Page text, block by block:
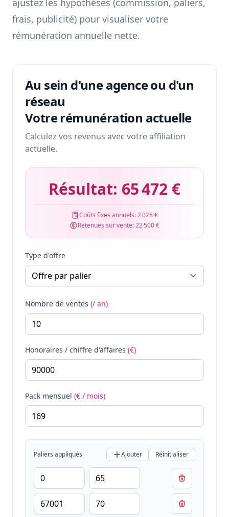
ajustez les hypothèses (commission, paliers,
frais, publicité) pour visualiser votre
rémunération annuelle nette.
Au sein d'une agence ou d'un
réseau
Votre rémunération actuelle
Calculez vos revenus avec votre affiliation
actuelle.
Résultat: 65 472 €
Coûts fixes annuels:2 028 €
Retenues sur vente:22 500 €
Type d'offre
Nombre de ventes (/ an)
Honoraires / chiffre d'affaires (€)
Pack mensuel (€ / mois)
Paliers appliqués Ajouter Réinitialiser